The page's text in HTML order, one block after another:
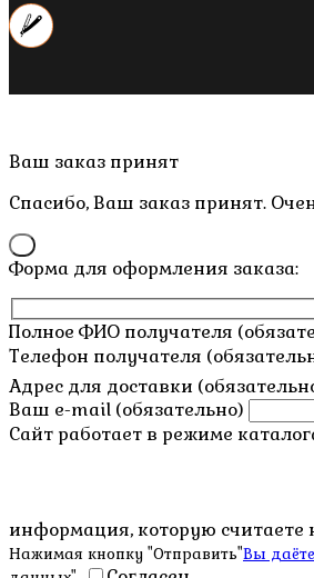
Пролистать
Ваш заказ принят
Спасибо, Ваш заказ принят.
Форма для оформления заказа:
Полное ФИО получателя
Телефон получателя
Адрес для доставки
Ваш e-mail (обязательно)
Сайт работает в режиме
информация, которую считаете
Нажимая кнопку "Отправить"Вы